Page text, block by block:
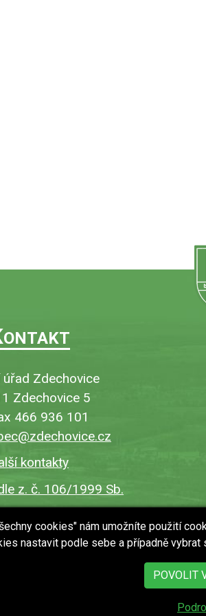
ONTAKT
úřad Zdechovice
Zdechovice 5
466 936 101
kontakty
z. č. 106/1999 Sb.
cookies" nám umožníte použití
nastavit podle sebe a případně
POVOLIT